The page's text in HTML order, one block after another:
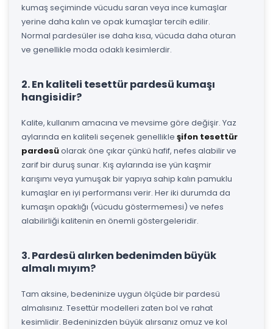
kumaş seçiminde vücudu saran veya ince kumaşlar
yerine daha kalın ve opak kumaşlar tercih edilir.
Normal pardesüler ise daha kısa, vücuda daha oturan
ve genellikle moda odaklı kesimlerdir.
2. En kaliteli tesettür pardesü kumaşı
hangisidir?
Kalite, kullanım amacına ve mevsime göre değişir. Yaz
aylarında en kaliteli seçenek genellikle şifon tesettür
pardesüolarak öne çıkar çünkü hafif, nefes alabilir ve
zarif bir duruş sunar. Kış aylarında ise yün kaşmir
karışımı veya yumuşak bir yapıya sahip kalın pamuklu
kumaşlar en iyi performansı verir. Her iki durumda da
kumaşın opaklığı (vücudu göstermemesi) ve nefes
alabilirliği kalitenin en önemli göstergeleridir.
3. Pardesü alırken bedenimden büyük
almalı mıyım?
Tam aksine, bedeninize uygun ölçüde bir pardesü
almalısınız. Tesettür modelleri zaten bol ve rahat
kesimlidir. Bedeninizden büyük alırsanız omuz ve kol